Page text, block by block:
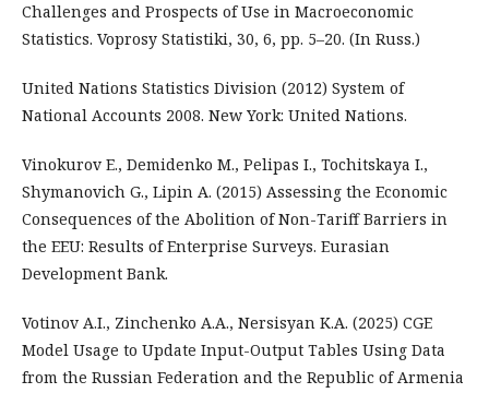
Challenges and Prospects of Use in Macroeconomic
Statistics. Voprosy Statistiki, 30, 6, pp. 5–20. (In Russ.)
United Nations Statistics Division (2012) System of
National Accounts 2008. New York: United Nations.
Vinokurov E., Demidenko M., Pelipas I., Tochitskaya I.,
Shymanovich G., Lipin A. (2015) Assessing the Economic
Consequences of the Abolition of Non-Tariff Barriers in
the EEU: Results of Enterprise Surveys. Eurasian
Development Bank.
Votinov A.I., Zinchenko A.A., Nersisyan K.A. (2025) CGE
Model Usage to Update Input-Output Tables Using Data
from the Russian Federation and the Republic of Armenia